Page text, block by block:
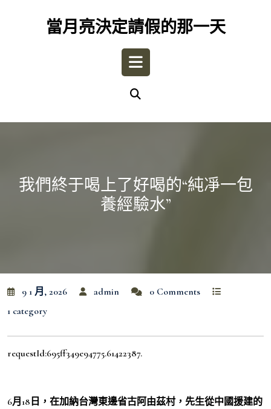
當月亮決定請假的那一天
Open
我們終于喝上了好喝的“純凈一包
養經驗水”
9 1 月, 2026 admin
0 Comments
1 category
requestId:695ff349e94775.61422387.
6月18日，在加納台灣東邊省古阿由茲村，先生從中國援建的